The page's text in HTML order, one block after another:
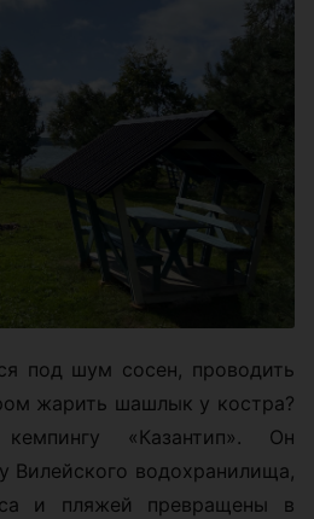
под шум сосен, проводить
жарить шашлык у костра?
«Казантип». Он
Вилейского водохранилища,
и пляжей превращены в